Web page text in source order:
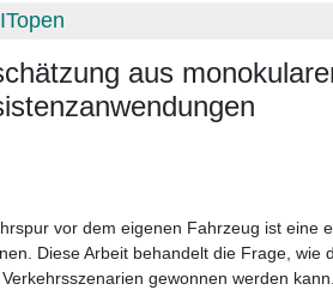
aus
vor dem eigenen Fahrzeug ist eine
Diese Arbeit behandelt die Frage,
gewonnen werden